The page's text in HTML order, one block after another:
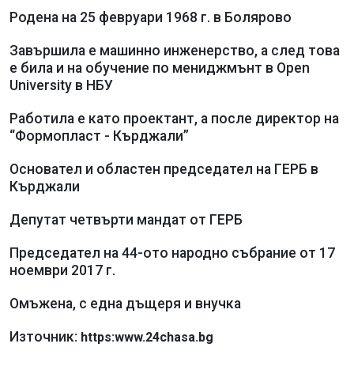
Родена на 25 февруари 1968 г. в Болярово
Завършила е машинно инженерство, а след това
е била и на обучение по мениджмънт в Open
University в НБУ
Работила е като проектант, а после директор на
“Формопласт - Кърджали”
Основател и областен председател на ГЕРБ в
Кърджали
Депутат четвърти мандат от ГЕРБ
Председател на 44-ото народно събрание от 17
ноември 2017 г.
Омъжена, с една дъщеря и внучка
Източник: https:www.24chasa.bg